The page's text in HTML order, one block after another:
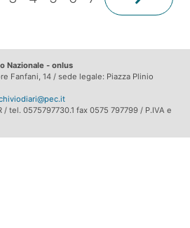
Nazionale - onlus
Fanfani, 14 / sede legale: Piazza Plinio
tel. 0575797730.1 fax 0575 797799 / P.IVA e